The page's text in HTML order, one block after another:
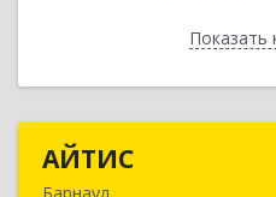
Показать
АЙТИС